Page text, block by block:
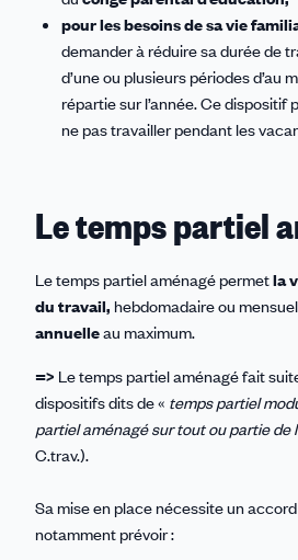
pour les besoins de sa vie
demander à réduire sa durée de
d’une ou plusieurs périodes d’au
répartie sur l’année. Ce dispositif
ne pas travailler pendant les
Le temps partiel
Le temps partiel aménagé permetla
du travail, hebdomadaire ou
annuelleau maximum.
=> Le temps partiel aménagé fait
dispositifs dits de « temps partiel
partiel aménagé sur tout ou partie de
C.trav.).
Sa mise en place nécessite un
notamment prévoir :